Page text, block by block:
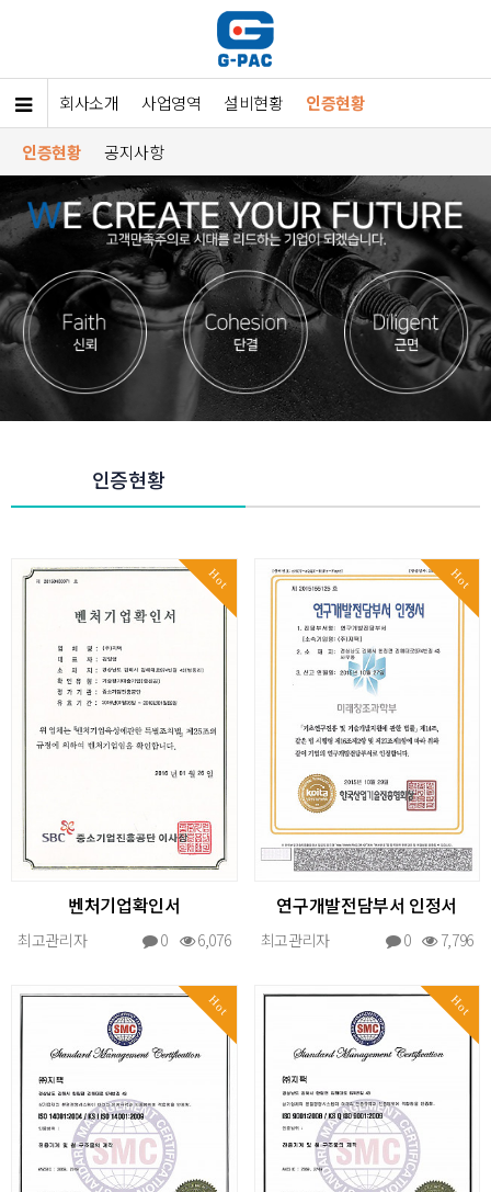
회사소개 사업영역 설비현황 인증현황
인증현황 공지사항
인증현황
Hot
벤처기업확인서
최고관리자 0 6,076
Hot
연구개발전담부서 인정서
최고관리자 0 7,796
Hot Hot